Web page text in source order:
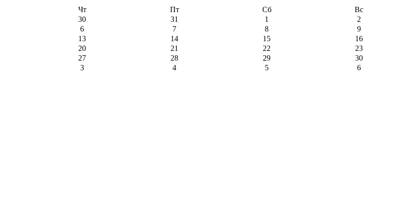
Чт Пт Сб
Вс
30 31 1
2
6 7 8
9
13 14 15
16
20 21 22
23
27 28 29
30
3 4 5 6